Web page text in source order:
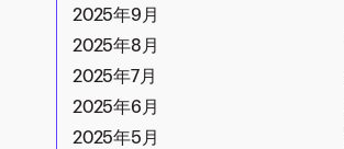
2026年1月
2025年9月
2025年8月
2025年7月
2025年6月
2025年5月